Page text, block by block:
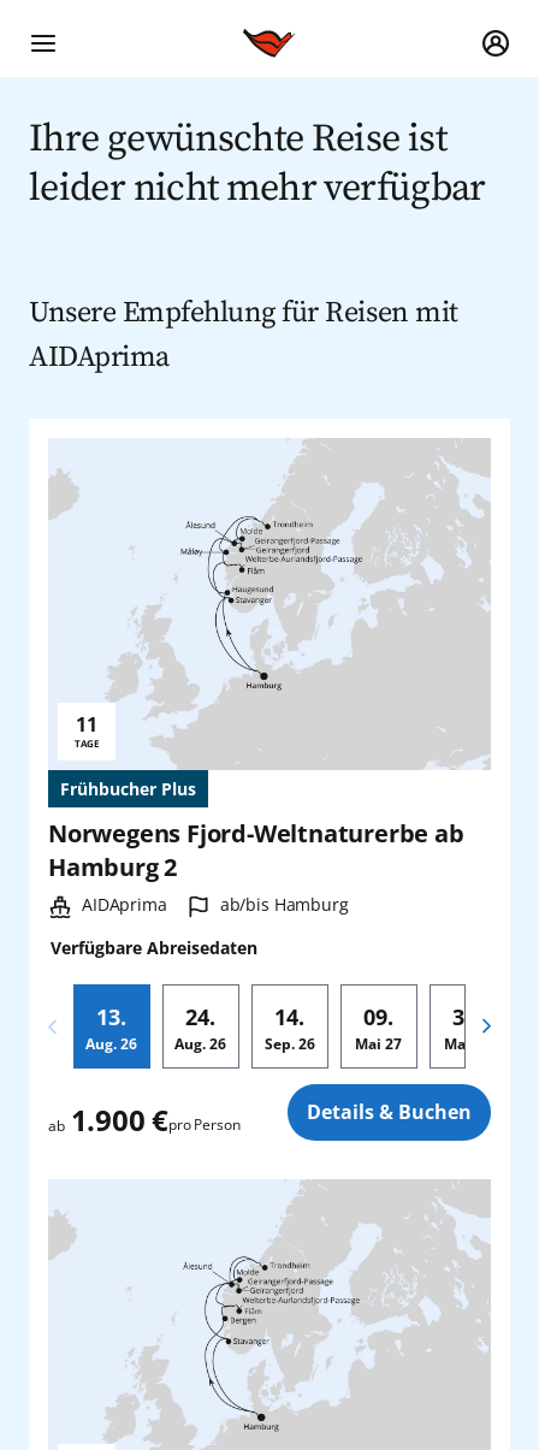
Ihre gewünschte Reise ist
leider nicht mehr verfügbar
Unsere Empfehlung für Reisen mit
AIDAprima
Frühbucher Plus
Norwegens Fjord-Weltnaturerbe ab
Hamburg 2
Schiff:
AIDAprima Hafen:
ab/bis Hamburg
Verfügbare Abreisedaten
13.
Aug. 26
24.
Aug. 26
14.
Sep.26
09.
Mai 27
30.
Mai
Reisedauer:
11
TAGE
ab 1.900 €pro Person Details & Buchen